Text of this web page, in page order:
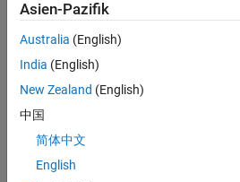
noch
keine
offenen
Stellen
können,
die
Ihren
Asien-Pazifik
Australia (English)
India (English)
New Zealand (English)
中国
简体中文
English